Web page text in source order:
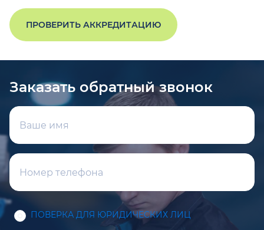
ПРОВЕРИТЬ АККРЕДИТАЦИЮ
Заказать обратный звонок
ПОВЕРКА ДЛЯ ЮРИДИЧЕСКИХ ЛИЦ